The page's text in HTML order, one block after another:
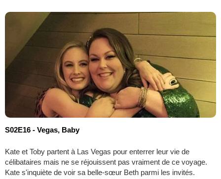
S02E16 - Vegas, Baby
Kate et Toby partent à Las Vegas pour enterrer leur vie de
célibataires mais ne se réjouissent pas vraiment de ce voyage.
Kate s'inquiète de voir sa belle-sœur Beth parmi les invités.